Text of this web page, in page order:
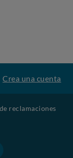
Crea una cuenta
reclamaciones